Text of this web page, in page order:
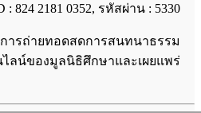
824 2181 0352, รหัสผ่าน : 5330
ารถ่ายทอดสดการสนทนาธรรม
ลน์ของมูลนิธิศึกษาและเผยแพร่